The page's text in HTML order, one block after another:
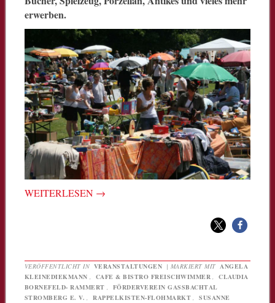
erwerben.
WEITERLESEN →
VERÖFFENTLICHT IN VERANSTALTUNGEN | MARKIERT MIT ANGELA
KLEINEDIEKMANN , CAFE & BISTRO FREISCHWIMMER ,
CLAUDIA
BORNEFELD- RAMMERT ,
FÖRDERVEREIN GASSBACHTAL S
TROMBERG E. V. , RAPPELKISTEN-FLOHMARKT ,
SUSANNE